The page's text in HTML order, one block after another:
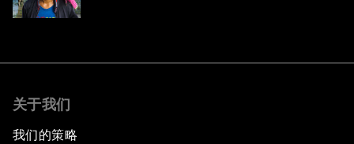
关于我们
我们的策略